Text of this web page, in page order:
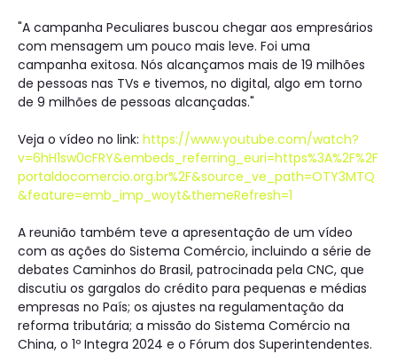
"A campanha Peculiares buscou chegar aos empresários
com mensagem um pouco mais leve. Foi uma
campanha exitosa. Nós alcançamos mais de 19 milhões
de pessoas nas TVs e tivemos, no digital, algo em torno
de 9 milhões de pessoas alcançadas."
Veja o vídeo no link: https://www.youtube.com/watch?
v=6hH1sw0cFRY&embeds_referring_euri=https%3A%2F%2F
portaldocomercio.org.br%2F&source_ve_path=OTY3MTQ
&feature=emb_imp_woyt&themeRefresh=1
A reunião também teve a apresentação de um vídeo
com as ações do Sistema Comércio, incluindo a série de
debates Caminhos do Brasil, patrocinada pela CNC, que
discutiu os gargalos do crédito para pequenas e médias
empresas no País; os ajustes na regulamentação da
reforma tributária; a missão do Sistema Comércio na
China, o 1º Integra 2024 e o Fórum dos Superintendentes.